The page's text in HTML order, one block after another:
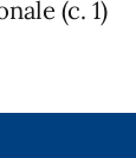
(c. 1)